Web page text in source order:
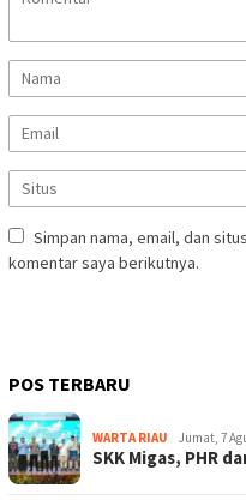
Simpan nama, email, dan
komentar saya berikutnya.
POS TERBARU
WARTA RIAU Jumat, 7
SKK Migas, PHR